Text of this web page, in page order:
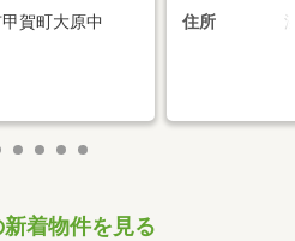
賀町大原中 住所
着物件を見る